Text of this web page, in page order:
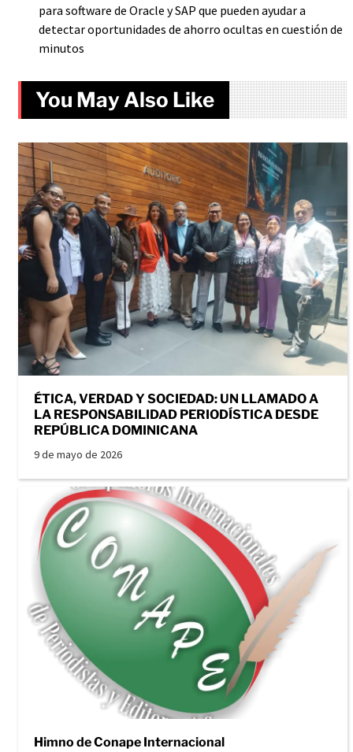
para software de Oracle y SAP que pueden ayudar a
detectar oportunidades de ahorro ocultas en cuestión de
minutos
You May Also Like
ÉTICA, VERDAD Y SOCIEDAD: UN LLAMADO A
LA RESPONSABILIDAD PERIODÍSTICA DESDE
REPÚBLICA DOMINICANA
9 de mayo de 2026
Himno de Conape Internacional